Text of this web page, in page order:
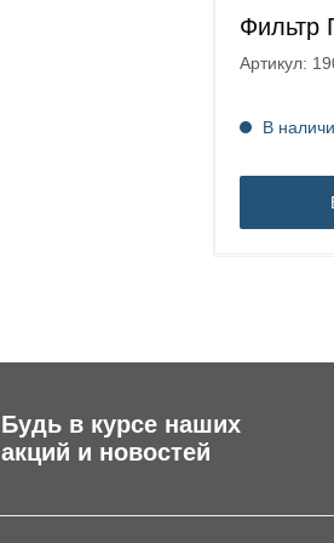
Фильтр
Артикул:
В
Будь в курсе наших
акций и новостей